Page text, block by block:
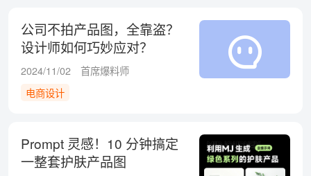
公司不拍产品图，全靠盗？
设计师如何巧妙应对？
2024/11/02
首席爆料师
电商设计
Prompt 灵感！10 分钟搞定
一整套护肤产品图